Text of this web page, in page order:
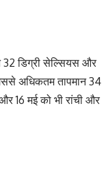
32 डिग्री सेल्सियस और
अधिकतम तापमान 34
16 मई को भी रांची और